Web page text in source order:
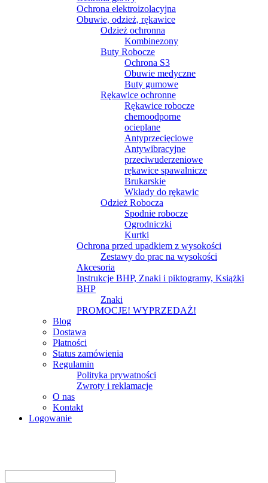
Ochrona elektroizolacyjna
Obuwie, odzież, rękawice
Odzież ochronna
Kombinezony
Buty Robocze
Ochrona S3
Obuwie medyczne
Buty gumowe
Rękawice ochronne
Rękawice robocze
chemoodporne
ocieplane
Antyprzecięciowe
Antywibracyjne
przeciwuderzeniowe
rękawice spawalnicze
Brukarskie
Wkłady do rękawic
Odzież Robocza
Spodnie robocze
Ogrodniczki
Kurtki
Ochrona przed upadkiem z wysokości
Zestawy do prac na wysokości
Akcesoria
Instrukcje BHP, Znaki i piktogramy, Książki
BHP
Znaki
PROMOCJE! WYPRZEDAŻ!
Blog
Dostawa
Płatności
Status zamówienia
Regulamin
Polityka prywatności
Zwroty i reklamacje
O nas
Kontakt
Logowanie